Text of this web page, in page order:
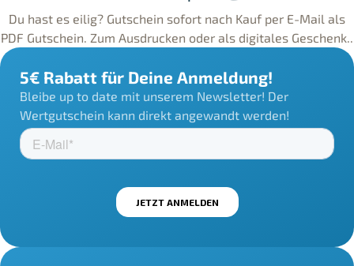
Du hast es eilig? Gutschein sofort nach Kauf per E-Mail als
PDF Gutschein. Zum Ausdrucken oder als digitales Geschenk..
5€ Rabatt für Deine Anmeldung!
Bleibe up to date mit unserem Newsletter! Der
Wertgutschein kann direkt angewandt werden!